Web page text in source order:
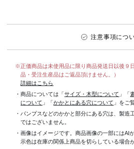
注意事項につ
※正価商品は未使用品に限り商品発送日以後９
品・受注生産品はご返品頂けません。）
詳細はこちら
・商品については「サイズ・木型について 」「
について 」「かかとにある穴について 」をご
・パンプスなどのかかと部分にある穴は、製造
ではございません。
・画像はイメージです。商品画像の一部にはAI
示色は在庫の関係上商品を切らしている場合